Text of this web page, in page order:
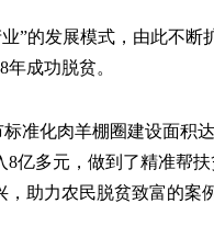
”的发展模式，由此不断
成功脱贫。
准化肉羊棚圈建设面积达
亿多元，做到了精准帮扶
助力农民脱贫致富的案